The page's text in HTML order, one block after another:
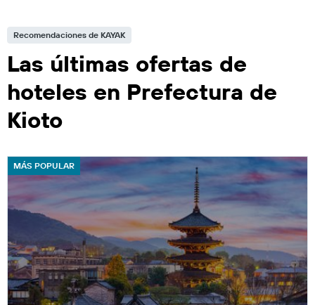
Recomendaciones de KAYAK
Las últimas ofertas de
hoteles en Prefectura de
Kioto
MÁS POPULAR